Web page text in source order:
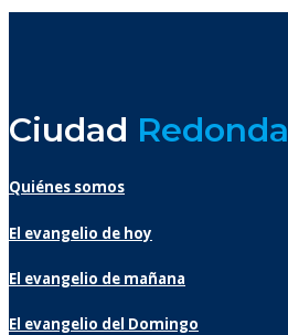
Ciudad Redonda
Quiénes somos
El evangelio de hoy
El evangelio de mañana
El evangelio del Domingo